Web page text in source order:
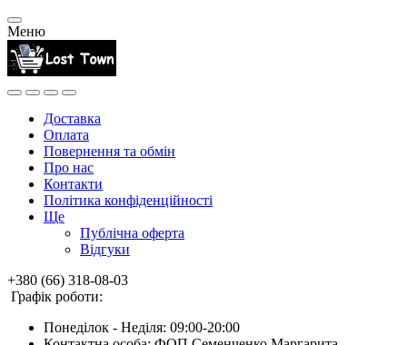
Меню
Доставка
Оплата
Повернення та обмін
Про нас
Контакти
Політика конфіденційності
Ще
Публічна оферта
Відгуки
+380 (66) 318-08-03
Графік роботи:
Понеділок - Неділя: 09:00-20:00